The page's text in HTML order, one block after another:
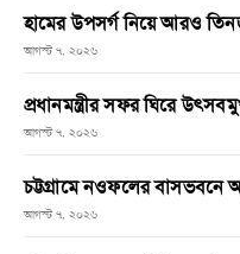
হামের উপসর্গ নিয়ে আরও
আগস্ট ৭, ২০২৬
প্রধানমন্ত্রীর সফর ঘিরে
আগস্ট ৭, ২০২৬
চট্টগ্রামে নওফলের বাসভবনে
আগস্ট ৭, ২০২৬